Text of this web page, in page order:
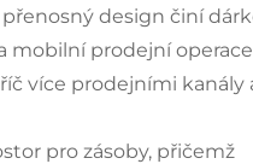
design činí
mobilní prodejní
více prodejními kanály
pro zásoby, přičemž